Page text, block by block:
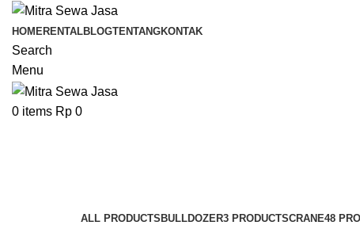
HOMERENTALBLOGTENTANGKONTAK
Search
Menu
0 items Rp 0
ALL PRODUCTSBULLDOZER3 PRODUCTSCRANE48